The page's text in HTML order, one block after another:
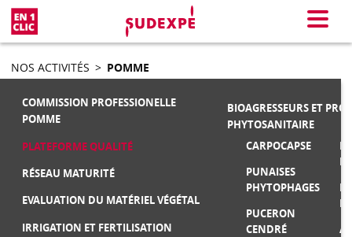
Menu
NOS ACTIVITÉS > POMME
COMMISSION PROFESSIONELLE
POMME
PLATEFORME QUALITÉ
RÉSEAU MATURITÉ
EVALUATION DU MATÉRIEL VÉGÉTAL
IRRIGATION ET FERTILISATION
BIOAGRESSEURS ET
PHYTOSANITAIRE
CARPOCAPSE
PUNAISES
PHYTOPHAGES
PUCERON
CENDRÉ